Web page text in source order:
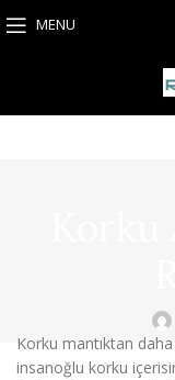
MENU
Korku mantıktan
insanoğlu korku